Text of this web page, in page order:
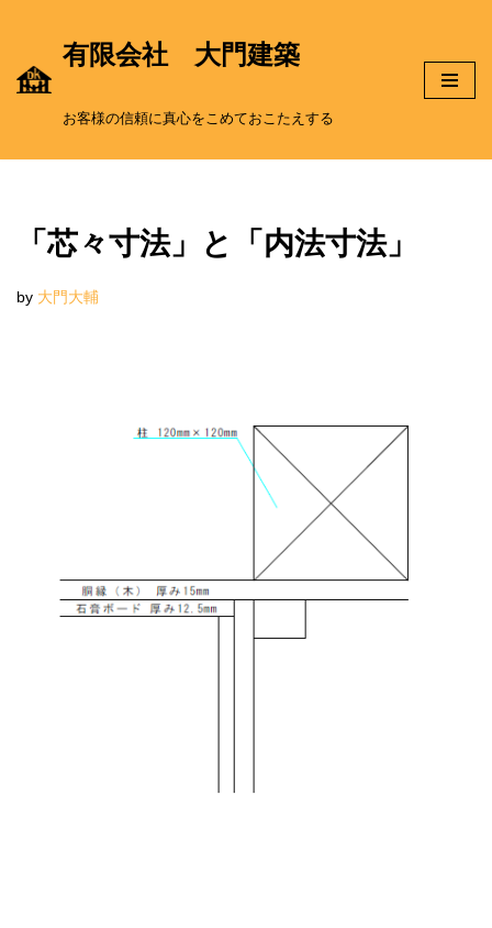
コ
有限会社 大門建築
お客様の信頼に真心をこめておこたえする
「芯々寸法」と「内法寸法」
by 大門大輔